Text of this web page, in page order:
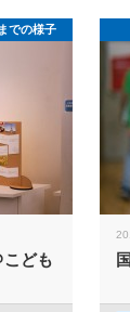
での様子
ども